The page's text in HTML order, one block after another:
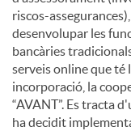
riscos-
desenvolupar les
bancàries
serveis online que
incorporació, la
“AVANT”. Es tracta
ha decidit